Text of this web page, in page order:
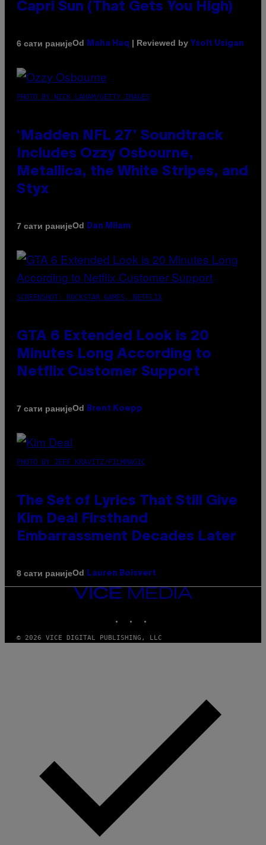
Capri Sun (That Gets You High)
6 сати ранијеOd Maha Haq | Reviewed by Ysolt Usigan
PHOTO BY NICK LAHAM/GETTY IMAGES
‘Madden NFL 27’ Soundtrack
Includes Ozzy Osbourne,
Metallica, the White Stripes, and
Styx
7 сати ранијеOd Dan Milam
SCREENSHOT: ROCKSTAR GAMES, NETFLIX
GTA 6 Extended Look is 20
Minutes Long According to
Netflix Customer Support
7 сати ранијеOd Brent Koepp
PHOTO BY JEFF KRAVITZ/FILMMAGIC
The Set of Lyrics That Still Give
Kim Deal Firsthand
Embarrassment Decades Later
8 сати ранијеOd Lauren Boisvert
VICE
© 2026 VICE DIGITAL PUBLISHING, LLC